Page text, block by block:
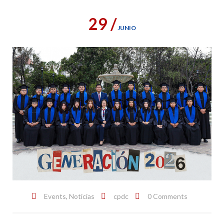
29 /JUNIO
Events, Noticias cpdc 0 Comments